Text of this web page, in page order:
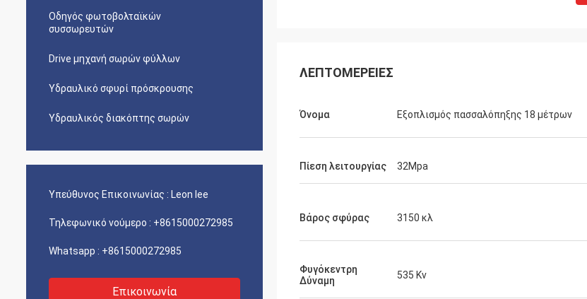
Οδηγός φωτοβολταϊκών
συσσωρευτών
Drive μηχανή σωρών φύλλων
Υδραυλικό σφυρί πρόσκρουσης
Υδραυλικός διακόπτης σωρών
Υπεύθυνος Επικοινωνίας : Leon lee
Τηλεφωνικό νούμερο : +8615000272985
Whatsapp : +8615000272985
Επικοινωνία
ΛΕΠΤΟΜΈΡΕΙΕΣ
Όνομα Εξοπλισμός πασσαλόπηξης 18 μέτρων
Πίεση λειτουργίας 32Mpa
Βάρος σφύρας 3150 κλ
Φυγόκεντρη
Δύναμη
535 Κν